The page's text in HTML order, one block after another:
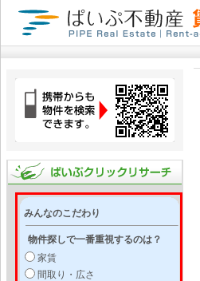
みんなのこだわり
物件探しで一番重視するのは？
家賃
間取り・広さ